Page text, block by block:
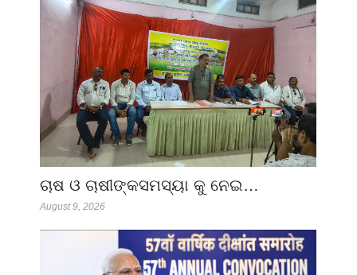
ଚାଷ ଓ ଚାଷୀଙ୍କସମସ୍ୟା କୁ ନେଇ…
August 9, 2026